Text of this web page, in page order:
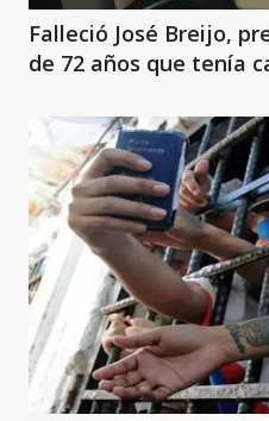
Falleció José Breijo,
de 72 años que tenía